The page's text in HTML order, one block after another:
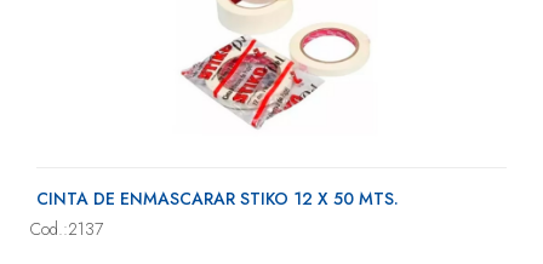
CINTA DE ENMASCARAR STIKO 12 X 50 MTS.
Cod.:2137